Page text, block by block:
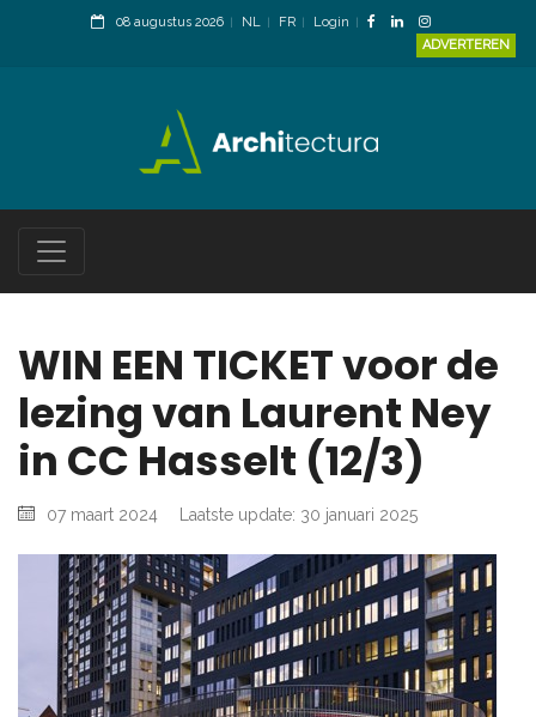
08 augustus 2026 NL FR
Login
ADVERTEREN
WIN EEN TICKET voor de
lezing van Laurent Ney
in CC Hasselt (12/3)
07 maart 2024 Laatste update: 30 januari 2025